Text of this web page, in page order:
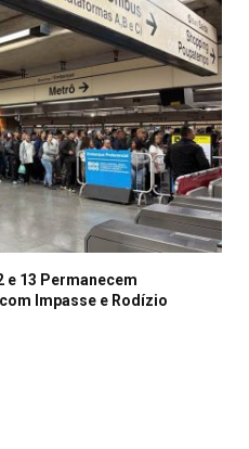
e 13 Permanecem
Impasse e Rodízio